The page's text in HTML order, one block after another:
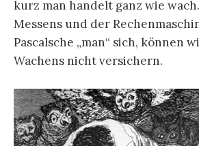
Schlafwandler(1930) als Romane
des Ersten Weltkriegs auch nur
Figuren bei Musil und Broch
historischen Dynamik überrollt.
ungenutzt geblieben. Der Wink
aus der Literatur bleibe
Daraufhin entbrannte später ein